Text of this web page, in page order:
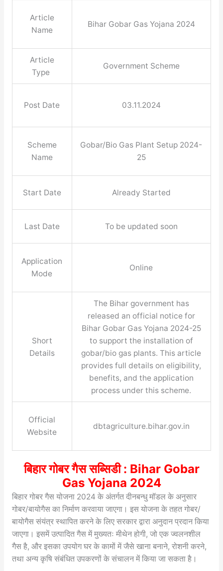
Article
Name
Bihar Gobar Gas Yojana 2024
Article
Type
Government Scheme
Post Date 03.11.2024
Scheme
Name
Gobar/Bio Gas Plant Setup 2024-
25
Start Date Already Started
Last Date To be updated soon
Application
Mode
Online
Short
Details
The Bihar government has
released an official notice for
Bihar Gobar Gas Yojana 2024-25
to support the installation of
gobar/bio gas plants. This article
provides full details on eligibility,
benefits, and the application
process under this scheme.
Official
Website
dbtagriculture.bihar.gov.in
बिहार गोबर गैस सब्सिडी : Bihar Gobar
Gas Yojana 2024
बिहार गोबर गैस योजना 2024 के अंतर्गत दीनबन्धु मॉडल के अनुसार
गोबर/बायोगैस का निर्माण करवाया जाएगा। इस योजना के तहत गोबर/
बायोगैस संयंत्र स्थापित करने के लिए सरकार द्वारा अनुदान प्रदान किया
जाएगा। इसमें उत्पादित गैस में मुख्यतः मीथेन होगी, जो एक ज्वलनशील
गैस है, और इसका उपयोग घर के कामों में जैसे खाना बनाने, रोशनी करने,
तथा अन्य कृषि संबंधित उपकरणों के संचालन में किया जा सकता है।